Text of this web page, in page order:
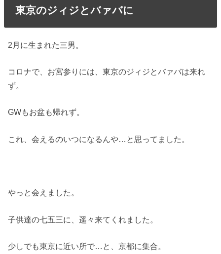
東京のジィジとバァバに
2月に生まれた三男。
コロナで、お宮参りには、東京のジィジとバァバは来れ
ず。
GWもお盆も帰れず。
これ、会えるのいつになるんや…と思ってました。
やっと会えました。
子供達の七五三に、遥々来てくれました。
少しでも東京に近い所で…と、京都に集合。